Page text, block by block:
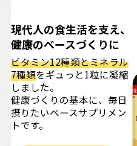
現代人の食生活を支え、
健康のベースづくりに
ビタミン12種類とミネラル
7種類をギュっと1粒に凝縮
しました。
健康づくりの基本に、毎日
摂りたいベースサプリメン
トです。